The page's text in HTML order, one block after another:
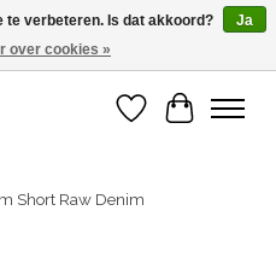
Verlanglijst
Short Raw Denim
te verbeteren. Is dat akkoord?
Ja
over cookies »